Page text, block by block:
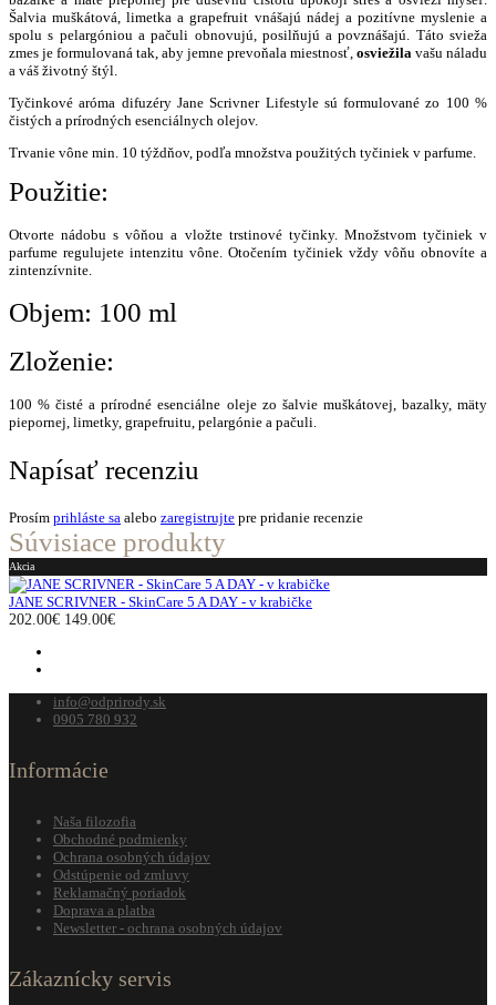
Šalvia muškátová, limetka a grapefruit vnášajú nádej a pozitívne myslenie a
spolu s pelargóniou a pačuli obnovujú, posilňujú a povznášajú. Táto svieža
zmes je formulovaná tak, aby jemne prevoňala miestnosť, osviežila vašu náladu
a váš životný štýl.
Tyčinkové aróma difuzéry Jane Scrivner Lifestyle sú formulované zo 100 %
čistých a prírodných esenciálnych olejov.
Trvanie vône min. 10 týždňov, podľa množstva použitých tyčiniek v parfume.
Použitie:
Otvorte nádobu s vôňou a vložte trstinové tyčinky. Množstvom tyčiniek v
parfume regulujete intenzitu vône.Otočením tyčiniek vždy vôňu obnovíte a
zintenzívnite.
Objem: 100 ml
Zloženie:
100 % čisté a prírodné esenciálne oleje zo šalvie muškátovej, bazalky, mäty
piepornej, limetky, grapefruitu, pelargónie a pačuli.
Napísať recenziu
Prosím prihláste sa alebo zaregistrujte pre pridanie recenzie
Súvisiace produkty
Akcia
JANE SCRIVNER - SkinCare 5 A DAY - v krabičke
202.00€ 149.00€
info@odprirody.sk
0905 780 932
Informácie
Naša filozofia
Obchodné podmienky
Ochrana osobných údajov
Odstúpenie od zmluvy
Reklamačný poriadok
Doprava a platba
Newsletter - ochrana osobných údajov
Zákaznícky servis